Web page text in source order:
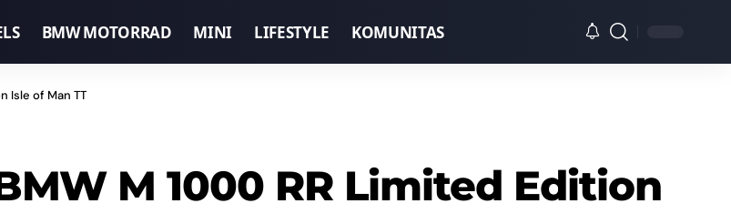
BMW MOTORRAD MINI LIFESTYLE KOMUNITAS
Isle of Man TT
M 1000 RR Limited Edition